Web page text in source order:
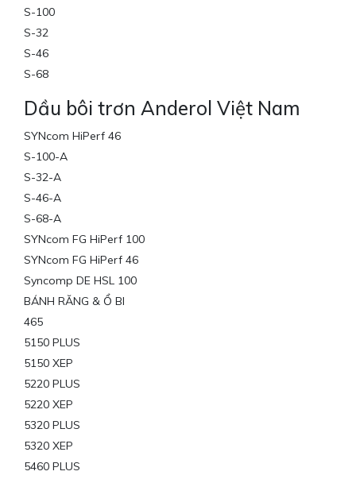
S-100
S-32
S-46
S-68
Dầu bôi trơn Anderol Việt Nam
SYNcom HiPerf 46
S-100-A
S-32-A
S-46-A
S-68-A
SYNcom FG HiPerf 100
SYNcom FG HiPerf 46
Syncomp DE HSL 100
BÁNH RĂNG & Ổ BI
465
5150 PLUS
5150 XEP
5220 PLUS
5220 XEP
5320 PLUS
5320 XEP
5460 PLUS